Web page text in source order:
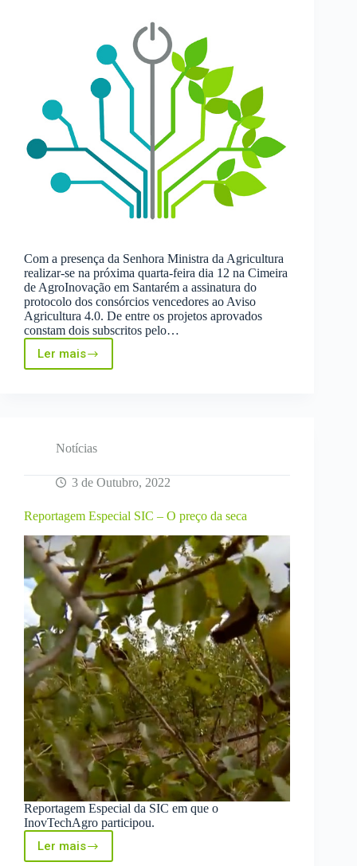
Com a presença da Senhora Ministra da Agricultura
realizar-se na próxima quarta-feira dia 12 na Cimeira
de AgroInovação em Santarém a assinatura do
protocolo dos consórcios vencedores ao Aviso
Agricultura 4.0. De entre os projetos aprovados
constam dois subscritos pelo…
Ler maisInovTechAgro,
67%
das
ao
Aviso
Agricultura
4.0
Notícias
3 de Outubro, 2022
Reportagem Especial SIC – O preço da seca
Reportagem Especial da SIC em que o
InovTechAgro participou.
Ler maisReportagem